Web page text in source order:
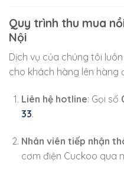
Quy trình thu mua
Nội
Dịch vụ của chúng tôi
cho khách hàng lên hàng
Liên hệ hotline: Gọi số
33.
Nhân viên tiếp nhận
cơm điện Cuckoo qua